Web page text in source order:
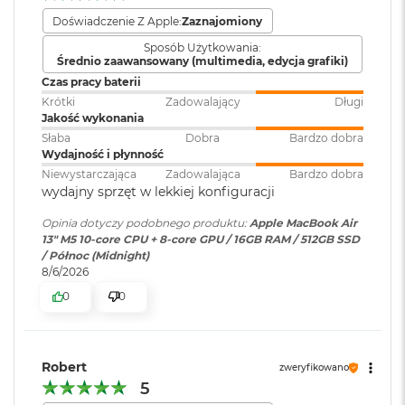
r
1
B
M
a
c
B
o
o
k
i
r
2
T
M
c
o
Ładowanie
DisplayPort
Thunderbolt 4 (do 40 Gb/s)
USB 4 (do 40 Gb/s)
Obsługa wyświetlaczy
Hz lub 4K przy 144 Hz
Hz lub 5K przy 120 Hz lub 4K przy 240 Hz
Zainstalowany
system operacyjny:
macOS
Wersja systemu
operacyjnego:
macOS Sequoia lub nowszy
Dołączone
Wbudowane aplikacje systemu
Dodatkowe
Układ klawiatury
Doświadczenie Z Apple:Zaznajomiony
Sposób Użytkowania:
Średnio zaawansowany (multimedia, edycja grafiki)
Czas pracy baterii
Krótki
Zadowalający
Długi
Jakość wykonania
Słaba
Dobra
Bardzo dobra
Wydajność i płynność
Niewystarczająca
Zadowalająca Bardzo dobra
wydajny sprzęt w lekkiej konfiguracji
Opinia dotyczy podobnego produktu: Apple MacBook Air
13" M5 10-core CPU + 8-core GPU / 16GB RAM / 512GB SSD
/ Północ (Midnight)
8/6/2026
0
0
Robert zweryfikowano
5